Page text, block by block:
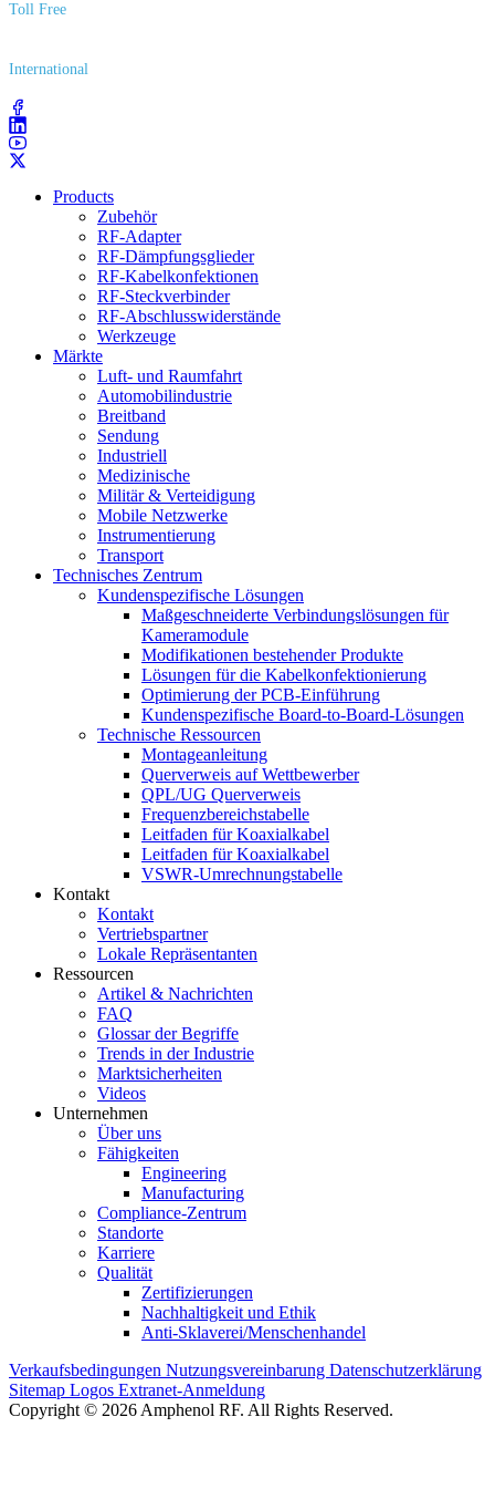
Toll Free
International
Products
Zubehör
RF-Adapter
RF-Dämpfungsglieder
RF-Kabelkonfektionen
RF-Steckverbinder
RF-Abschlusswiderstände
Werkzeuge
Märkte
Luft- und Raumfahrt
Automobilindustrie
Breitband
Sendung
Industriell
Medizinische
Militär & Verteidigung
Mobile Netzwerke
Instrumentierung
Transport
Technisches Zentrum
Kundenspezifische Lösungen
Maßgeschneiderte Verbindungslösungen für
Kameramodule
Modifikationen bestehender Produkte
Lösungen für die Kabelkonfektionierung
Optimierung der PCB-Einführung
Kundenspezifische Board-to-Board-Lösungen
Technische Ressourcen
Montageanleitung
Querverweis auf Wettbewerber
QPL/UG Querverweis
Frequenzbereichstabelle
Leitfaden für Koaxialkabel
Leitfaden für Koaxialkabel
VSWR-Umrechnungstabelle
Kontakt
Kontakt
Vertriebspartner
Lokale Repräsentanten
Ressourcen
Artikel & Nachrichten
FAQ
Glossar der Begriffe
Trends in der Industrie
Marktsicherheiten
Videos
Unternehmen
Über uns
Fähigkeiten
Engineering
Manufacturing
Compliance-Zentrum
Standorte
Karriere
Qualität
Zertifizierungen
Nachhaltigkeit und Ethik
Anti-Sklaverei/Menschenhandel
Verkaufsbedingungen Nutzungsvereinbarung Datenschutzerklärung
Sitemap Logos Extranet-Anmeldung
Copyright © 2026 Amphenol RF. All Rights Reserved.